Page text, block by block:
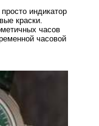
индикатор
краски.
часов
часовой